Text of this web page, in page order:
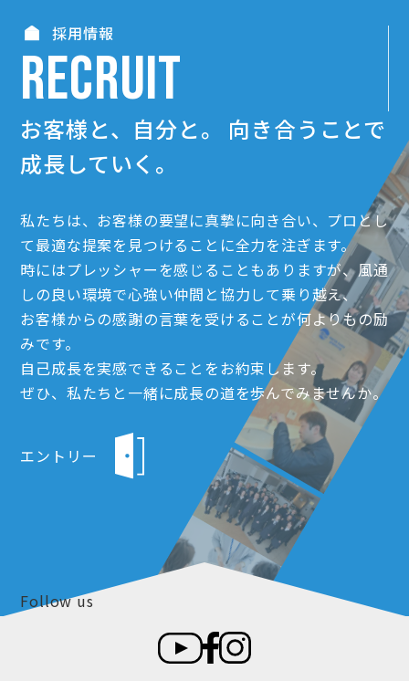
採用情報
RECRUIT
お客様と、自分と。
向き合うことで
成長していく。
私たちは、お客様の要望に真摯に向き合い、プロとし
て最適な提案を見つけることに全力を注ぎます。
時にはプレッシャーを感じることもありますが、風通
しの良い環境で心強い仲間と協力して乗り越え、
お客様からの感謝の言葉を受けることが何よりもの励
みです。
自己成長を実感できることをお約束します。
ぜひ、私たちと一緒に成長の道を歩んでみませんか。
エントリー
Follow us